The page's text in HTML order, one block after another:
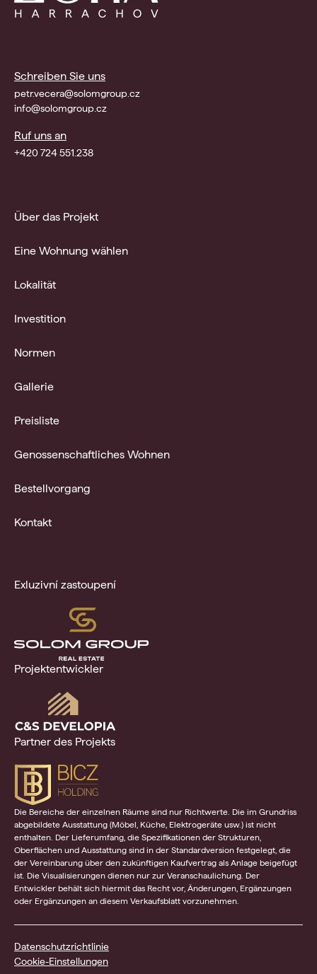
Schreiben Sie uns
petr.vecera@solomgroup.cz
info@solomgroup.cz
Ruf uns an
+420 724 551.238
Über das Projekt
Eine Wohnung wählen
Lokalität
Investition
Normen
Gallerie
Preisliste
Genossenschaftliches Wohnen
Bestellvorgang
Kontakt
Exluzivní zastoupení
Projektentwickler
Partner des Projekts
Die Bereiche der einzelnen Räume sind nur Richtwerte. Die im Grundriss
abgebildete Ausstattung (Möbel, Küche, Elektrogeräte usw.) ist nicht
enthalten. Der Lieferumfang, die Spezifikationen der Strukturen,
Oberflächen und Ausstattung sind in der Standardversion festgelegt, die
der Vereinbarung über den zukünftigen Kaufvertrag als Anlage beigefügt
ist. Die Visualisierungen dienen nur zur Veranschaulichung. Der
Entwickler behält sich hiermit das Recht vor, Änderungen, Ergänzungen
oder Ergänzungen an diesem Verkaufsblatt vorzunehmen.
Datenschutzrichtlinie
Cookie-Einstellungen